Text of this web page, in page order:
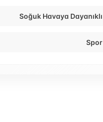
Soğuk Havaya Dayanıklı
Spor